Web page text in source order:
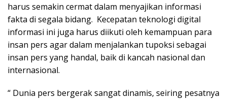
harus semakin cermat dalam menyajikan informasi
fakta di segala bidang. Kecepatan teknologi digital
informasi ini juga harus diikuti oleh kemampuan para
insan pers agar dalam menjalankan tupoksi sebagai
insan pers yang handal, baik di kancah nasional dan
internasional.
“ Dunia pers bergerak sangat dinamis, seiring pesatnya